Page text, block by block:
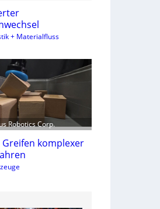
+ Materialfluss
Robotics Corp.
komplexer